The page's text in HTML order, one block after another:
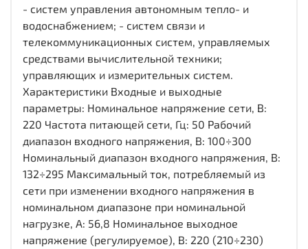
- систем управления автономным тепло- и
водоснабжением; - систем связи и
телекоммуникационных систем, управляемых
средствами вычислительной техники;
управляющих и измерительных систем.
Характеристики Входные и выходные
параметры: Номинальное напряжение сети, В:
220 Частота питающей сети, Гц: 50 Рабочий
диапазон входного напряжения, В: 100÷300
Номинальный диапазон входного напряжения, В:
132÷295 Максимальный ток, потребляемый из
сети при изменении входного напряжения в
номинальном диапазоне при номинальной
нагрузке, А: 56,8 Номинальное выходное
напряжение (регулируемое), В: 220 (210÷230)